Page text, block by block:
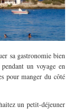
sa gastronomie bien
un voyage en
pour manger du côté
un petit-déjeuner